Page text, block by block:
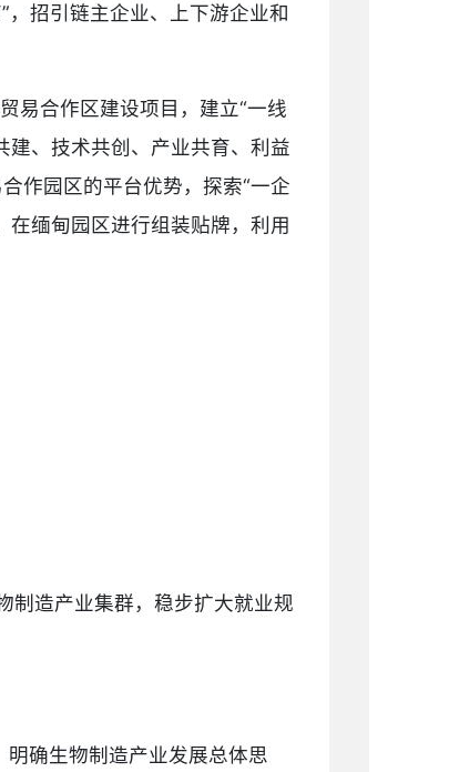
，招引链主企业、上下游企业和
易合作区建设项目，建立“一线
建、技术共创、产业共育、利益
作园区的平台优势，探索“一企
缅甸园区进行组装贴牌，利用
制造产业集群，稳步扩大就业规
确生物制造产业发展总体思